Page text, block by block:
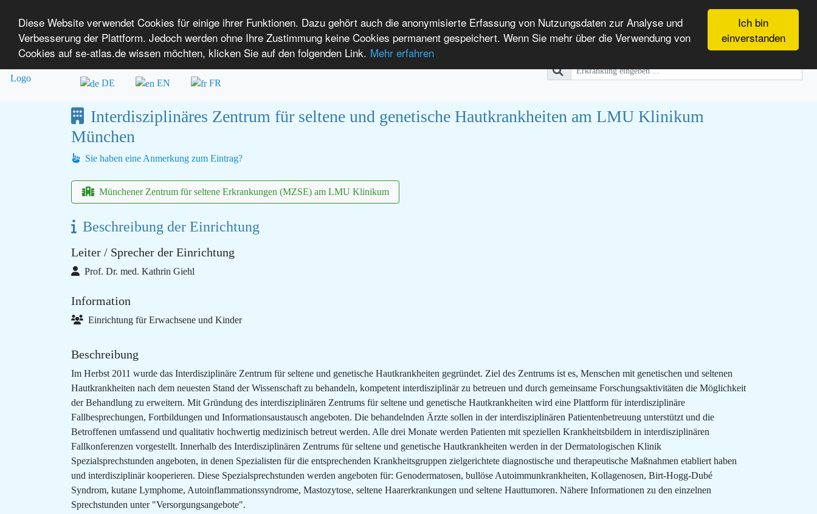
Ich bin
einverstanden
Diese Website verwendet Cookies für einige ihrer Funktionen. Dazu gehört auch die anonymisierte Erfassung von Nutzungsdaten zur Analyse und
Verbesserung der Plattform. Jedoch werden ohne Ihre Zustimmung keine Cookies permanent gespeichert. Wenn Sie mehr über die Verwendung von
Cookies auf se-atlas.de wissen möchten, klicken Sie auf den folgenden Link. Mehr erfahren
SE-ATLAS
Versorgungsatlas für Menschen mit seltenen Erkrankungen
Überblick über Einrichtungen Über uns Anmelden Leichte Sprache International Patients
DE EN FR
Interdisziplinäres Zentrum für seltene und genetische Hautkrankheiten am LMU Klinikum
München
Sie haben eine Anmerkung zum Eintrag?
Münchener Zentrum für seltene Erkrankungen (MZSE) am LMU Klinikum
Beschreibung der Einrichtung
Leiter / Sprecher der Einrichtung
Prof. Dr. med. Kathrin Giehl
Information
Einrichtung für Erwachsene und Kinder
Beschreibung
Im Herbst 2011 wurde das Interdisziplinäre Zentrum für seltene und genetische Hautkrankheiten gegründet. Ziel des Zentrums ist es, Menschen mit genetischen und seltenen
Hautkrankheiten nach dem neuesten Stand der Wissenschaft zu behandeln, kompetent interdisziplinär zu betreuen und durch gemeinsame Forschungsaktivitäten die Möglichkeit
der Behandlung zu erweitern. Mit Gründung des interdisziplinären Zentrums für seltene und genetische Hautkrankheiten wird eine Plattform für interdisziplinäre
Fallbesprechungen, Fortbildungen und Informationsaustausch angeboten. Die behandelnden Ärzte sollen in der interdisziplinären Patientenbetreuung unterstützt und die
Betroffenen umfassend und qualitativ hochwertig medizinisch betreut werden. Alle drei Monate werden Patienten mit speziellen Krankheitsbildern in interdisziplinären
Fallkonferenzen vorgestellt. Innerhalb des Interdisziplinären Zentrums für seltene und genetische Hautkrankheiten werden in der Dermatologischen Klinik
Spezialsprechstunden angeboten, in denen Spezialisten für die entsprechenden Krankheitsgruppen zielgerichtete diagnostische und therapeutische Maßnahmen etabliert haben
und interdisziplinär kooperieren. Diese Spezialsprechstunden werden angeboten für: Genodermatosen, bullöse Autoimmunkrankheiten, Kollagenosen, Birt-Hogg-Dubé
Syndrom, kutane Lymphome, Autoinflammationssyndrome, Mastozytose, seltene Haarerkrankungen und seltene Hauttumoren. Nähere Informationen zu den einzelnen
Sprechstunden unter "Versorgungsangebote".